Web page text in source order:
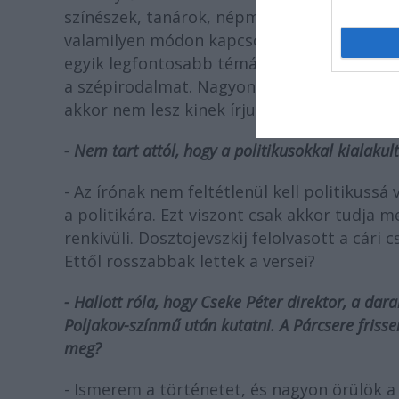
színészek, tanárok, népművelők,
valamilyen módon kapcsolódik az
egyik legfontosabb témája az volt,
a szépirodalmat. Nagyon fontos kérdésnek
akkor nem lesz kinek írjunk.
- Nem tart attól, hogy a politikusokkal
- Az írónak nem feltétlenül kell politikussá
a politikára. Ezt viszont csak akkor tudja
renkívüli. Dosztojevszkij felolvasott a cári
Ettől rosszabbak lettek a versei?
- Hallott róla, hogy Cseke Péter direktor, a
Poljakov-színmű után kutatni. A Párcsere
meg?
- Ismerem a történetet, és nagyon örülök